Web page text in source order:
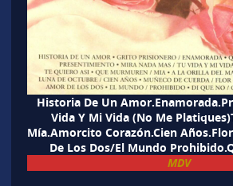
Historia De Un
Vida Y Mi Vida (No Me
Mía.Amorcito Corazón.Cien
De Los Dos/El Mundo
MDV